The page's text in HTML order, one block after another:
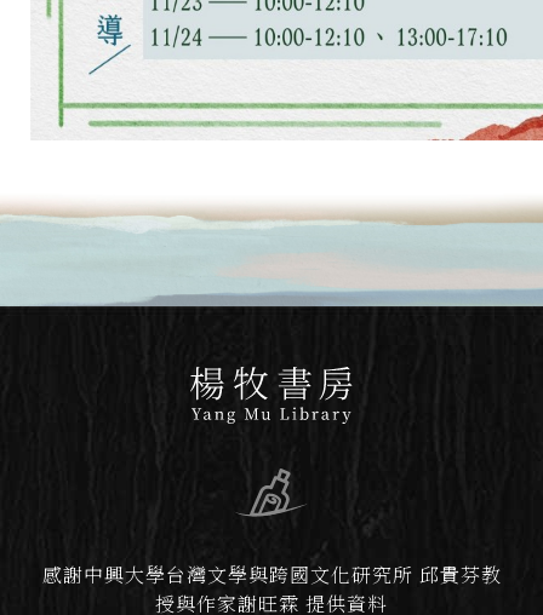
感謝中興大學台灣文學與跨國文化研究所 邱貴芬教
授與作家謝旺霖 提供資料